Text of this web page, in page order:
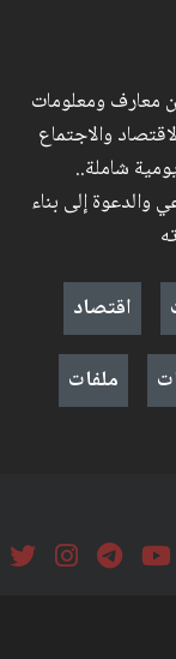
معارف ومعلومات
والاجتماع
شاملة..
والدعوة إلى بناء
اقتصاد
ملفات